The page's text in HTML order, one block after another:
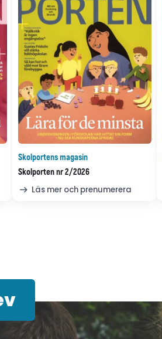
Skolportens magasin
Skolporten nr 2/2026
Läs mer och prenumerera